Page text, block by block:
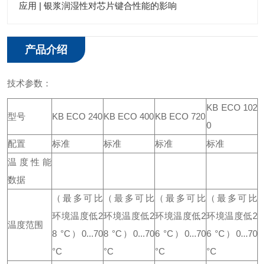
应用 | 银浆润湿性对芯片键合性能的影响
产品介绍
技术参数：
型号 KB ECO 240KB ECO 400KB ECO 720
KB ECO 102
0
配置
标准 标准 标准
标准
温度性能
数据
温度范围
（最多可比
环境温度低2
8 °C） 0...70
°C
（最多可比
环境温度低2
8 °C） 0...70
°C
（最多可比
环境温度低2
6 °C） 0...70
°C
（最多可比
环境温度低2
6 °C） 0...70
°C